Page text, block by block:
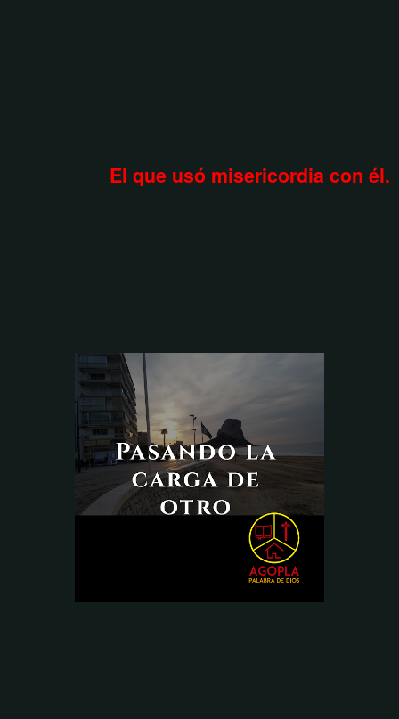
El que usó misericordia con él.